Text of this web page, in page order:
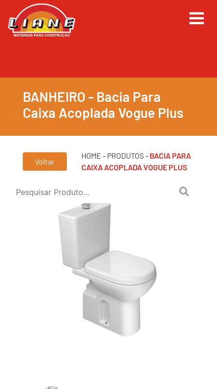
BANHEIRO - Bacia Para
Caixa Acoplada Vogue Plus
Voltar
HOME - PRODUTOS- BACIA PARA
CAIXA ACOPLADA VOGUE PLUS